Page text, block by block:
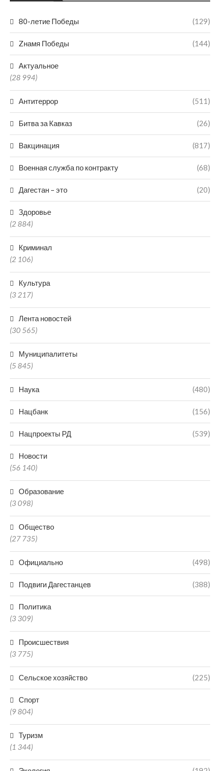
80-летие Победы (129)
Zнамя Победы (144)
Актуальное
(28 994)
Антитеррор (511)
Битва за Кавказ (26)
Вакцинация (817)
Военная служба по контракту (68)
Дагестан – это (20)
Здоровье
(2 884)
Криминал
(2 106)
Культура
(3 217)
Лента новостей
(30 565)
Муниципалитеты
(5 845)
Наука (480)
Нацбанк (156)
Нацпроекты РД (539)
Новости
(56 140)
Образование
(3 098)
Общество
(27 735)
Официально (498)
Подвиги Дагестанцев (388)
Политика
(3 309)
Происшествия
(3 775)
Сельское хозяйство (225)
Спорт
(9 804)
Туризм
(1 344)